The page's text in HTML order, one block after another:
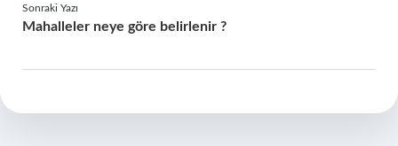
Sonraki Yazı
Mahalleler neye göre belirlenir ?